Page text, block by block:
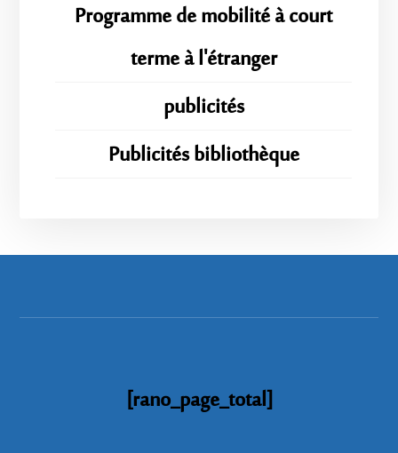
Programme de mobilité à court
terme à l'étranger
publicités
Publicités bibliothèque
[rano_page_total]